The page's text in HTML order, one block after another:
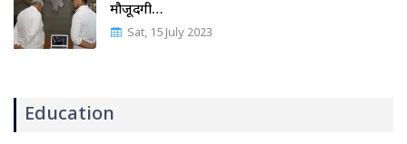
मौजूदगी…
Sat, 15 July 2023
Education